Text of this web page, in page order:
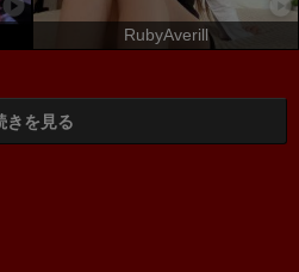
RubyAverill
きを見る